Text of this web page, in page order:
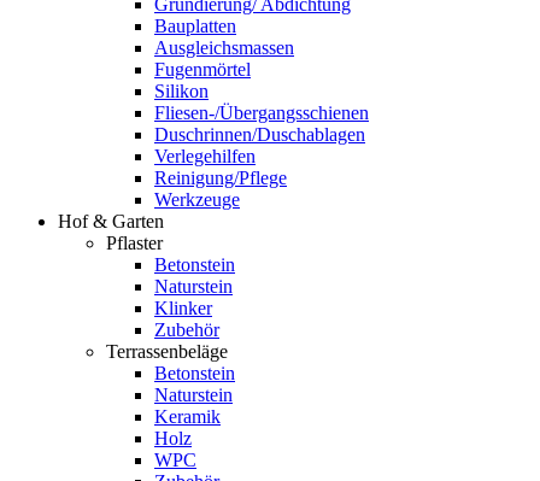
Grundierung/ Abdichtung
Bauplatten
Ausgleichsmassen
Fugenmörtel
Silikon
Fliesen-/Übergangsschienen
Duschrinnen/Duschablagen
Verlegehilfen
Reinigung/Pflege
Werkzeuge
Hof & Garten
Pflaster
Betonstein
Naturstein
Klinker
Zubehör
Terrassenbeläge
Betonstein
Naturstein
Keramik
Holz
WPC